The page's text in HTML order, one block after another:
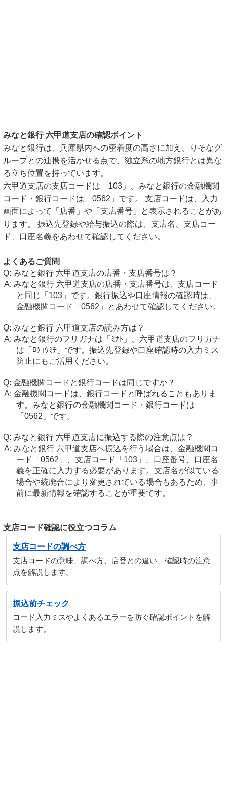
みなと銀行 六甲道支店の確認ポイント
みなと銀行は、兵庫県内への密着度の高さに加え、りそなグ
ループとの連携を活かせる点で、独立系の地方銀行とは異な
る立ち位置を持っています。
六甲道支店の支店コードは「103」、みなと銀行の金融機関
コード・銀行コードは「0562」です。 支店コードは、入力
画面によって「店番」や「支店番号」と表示されることがあ
ります。 振込先登録や給与振込の際は、支店名、支店コー
ド、口座名義をあわせて確認してください。
よくあるご質問
みなと銀行 六甲道支店の店番・支店番号は？
みなと銀行 六甲道支店の店番・支店番号は、支店コード
と同じ「103」です。銀行振込や口座情報の確認時は、
金融機関コード「0562」とあわせて確認してください。
みなと銀行 六甲道支店の読み方は？
みなと銀行のフリガナは「ﾐﾅﾄ」、六甲道支店のフリガナ
は「ﾛﾂｺｳﾐﾁ」です。振込先登録や口座確認時の入力ミス
防止にもご活用ください。
金融機関コードと銀行コードは同じですか？
金融機関コードは、銀行コードと呼ばれることもありま
す。みなと銀行の金融機関コード・銀行コードは
「0562」です。
みなと銀行 六甲道支店に振込する際の注意点は？
みなと銀行 六甲道支店へ振込を行う場合は、金融機関コ
ード「0562」、支店コード「103」、口座番号、口座名
義を正確に入力する必要があります。支店名が似ている
場合や統廃合により変更されている場合もあるため、事
前に最新情報を確認することが重要です。
支店コード確認に役立つコラム
支店コードの調べ方
支店コードの意味、調べ方、店番との違い、確認時の注意
点を解説します。
振込前チェック
コード入力ミスやよくあるエラーを防ぐ確認ポイントを解
説します。